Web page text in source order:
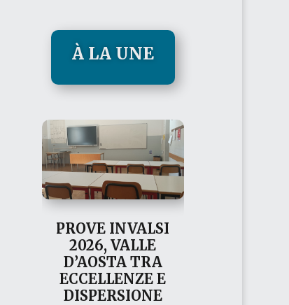
À LA UNE
PROVE INVALSI
2026, VALLE
D’AOSTA TRA
ECCELLENZE E
DISPERSIONE